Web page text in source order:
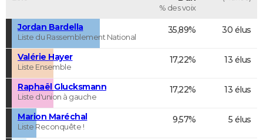
% des voix
Jordan Bardella
Liste du Rassemblement National
35,89% 30 élus
Valérie Hayer
Liste Ensemble
17,22% 13 élus
Raphaël Glucksmann
Liste d'union à gauche
17,22% 13 élus
Marion Maréchal
Liste Reconquête !
9,57% 5 élus